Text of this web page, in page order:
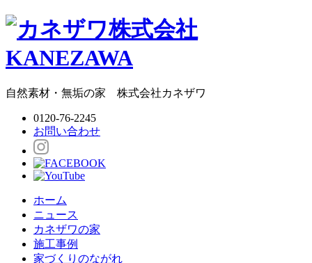
自然素材・無垢の家 株式会社カネザワ
0120-76-2245
お問い合わせ
ホーム
ニュース
カネザワの家
施工事例
家づくりのながれ